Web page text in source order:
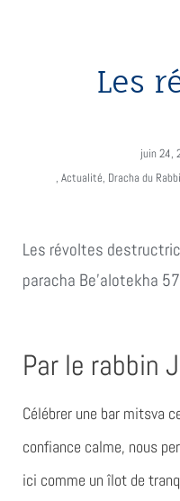
Les
juin 24,
, Actualité, Dracha du
Les révoltes
paracha Be'alotekha
Par le rabbin
Célébrer une bar mitsva
confiance calme, nous
ici comme un îlot de